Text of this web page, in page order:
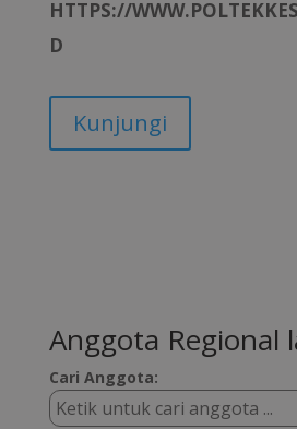
HTTPS://
D
Kunjungi
Anggota Regional
Cari Anggota: